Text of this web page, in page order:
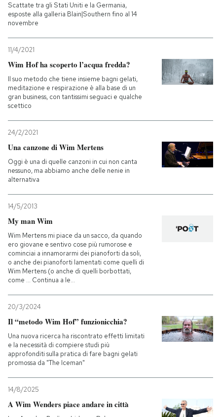
Scattate tra gli Stati Uniti e la Germania,
esposte alla galleria Blain|Southern fino al 14
novembre
11/4/2021
Wim Hof ha scoperto l’acqua fredda?
Il suo metodo che tiene insieme bagni gelati,
meditazione e respirazione è alla base di un
gran business, con tantissimi seguaci e qualche
scettico
24/2/2021
Una canzone di Wim Mertens
Oggi è una di quelle canzoni in cui non canta
nessuno, ma abbiamo anche delle nenie in
alternativa
14/5/2013
My man Wim
Wim Mertens mi piace da un sacco, da quando
ero giovane e sentivo cose più rumorose e
cominciai a innamorarmi dei pianoforti da soli,
o anche dei pianoforti lamentati come quelli di
Wim Mertens (o anche di quelli borbottati,
come … Continua a le...
20/3/2024
Il “metodo Wim Hof” funzionicchia?
Una nuova ricerca ha riscontrato effetti limitati
e la necessità di compiere studi più
approfonditi sulla pratica di fare bagni gelati
promossa da "The Iceman"
14/8/2025
A Wim Wenders piace andare in città